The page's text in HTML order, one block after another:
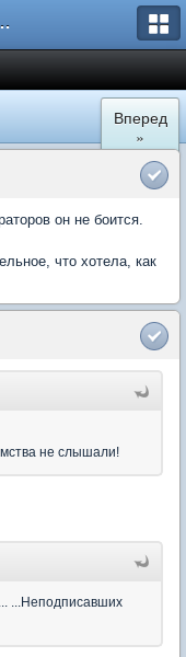
Вперед
»
он не боится.
что хотела, как
не слышали!
...Неподписавших